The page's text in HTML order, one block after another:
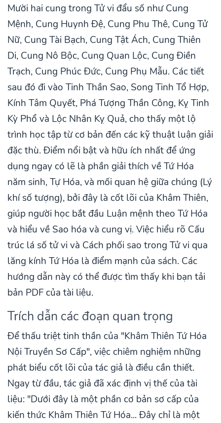
Mười hai cung trong Tử vi đẩu số như Cung
Mệnh, Cung Huynh Đệ, Cung Phu Thê, Cung Tử
Nữ, Cung Tài Bạch, Cung Tật Ách, Cung Thiên
Di, Cung Nô Bộc, Cung Quan Lộc, Cung Điền
Trạch, Cung Phúc Đức, Cung Phụ Mẫu. Các tiết
sau đó đi vào Tinh Thần Sao, Song Tinh Tổ Hợp,
Kính Tâm Quyết, Phá Tượng Thần Công, Kỵ Tinh
Kỳ Phổ và Lộc Nhân Kỵ Quả, cho thấy một lộ
trình học tập từ cơ bản đến các kỹ thuật luận giải
đặc thù. Điểm nổi bật và hữu ích nhất để ứng
dụng ngay có lẽ là phần giải thích về Tứ Hóa
năm sinh, Tự Hóa, và mối quan hệ giữa chúng (Lý
khí số tượng), bởi đây là cốt lõi của Khâm Thiên,
giúp người học bắt đầu Luận mệnh theo Tứ Hóa
và hiểu về Sao hóa và cung vị. Việc hiểu rõ Cấu
trúc lá số tử vi và Cách phối sao trong Tử vi qua
lăng kính Tứ Hóa là điểm mạnh của sách. Các
hướng dẫn này có thể được tìm thấy khi bạn tải
bản PDF của tài liệu.
Trích dẫn các đoạn quan trọng
Để thấu triệt tinh thần của "Khâm Thiên Tứ Hóa
Nội Truyền Sơ Cấp", việc chiêm nghiệm những
phát biểu cốt lõi của tác giả là điều cần thiết.
Ngay từ đầu, tác giả đã xác định vị thế của tài
liệu: "Dưới đây là một phần cơ bản sơ cấp của
kiến thức Khâm Thiên Tứ Hóa... Đây chỉ là một